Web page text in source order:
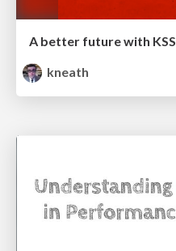
A better future with KSS
kneath